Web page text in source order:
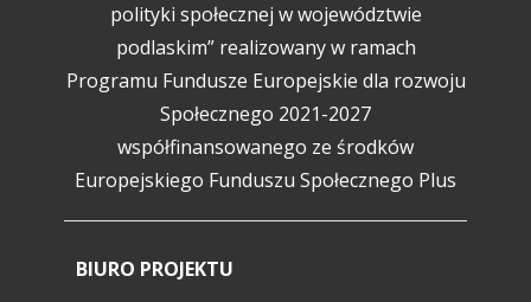
polityki społecznej w województwie
podlaskim” realizowany w ramach
Programu Fundusze Europejskie dla rozwoju
Społecznego 2021-2027
współfinansowanego ze środków
Europejskiego Funduszu Społecznego Plus
BIURO PROJEKTU